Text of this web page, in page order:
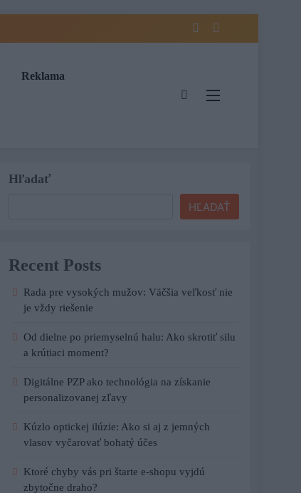
Reklama
Hľadať
HĽADAŤ
Recent Posts
Rada pre vysokých mužov: Väčšia veľkosť nie
je vždy riešenie
Od dielne po priemyselnú halu: Ako skrotiť silu
a krútiaci moment?
Digitálne PZP ako technológia na získanie
personalizovanej zľavy
Kúzlo optickej ilúzie: Ako si aj z jemných
vlasov vyčarovať bohatý účes
Ktoré chyby vás pri štarte e-shopu vyjdú
zbytočne draho?